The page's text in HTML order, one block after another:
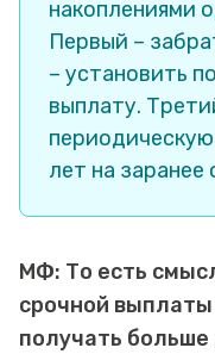
накоплениями
Первый –
– установить
выплату.
лет на
МФ: То есть
срочной
получать больше